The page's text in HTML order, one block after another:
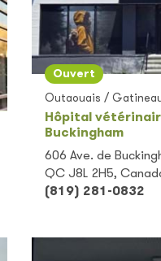
Hôpital
Buckingham
Ouvert
Outaouais /
606 Ave. de
QC J8L 2H5,
(819) 281-0832